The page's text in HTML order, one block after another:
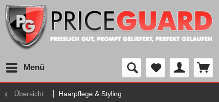
Menü
Übersicht Haarpflege & Styling